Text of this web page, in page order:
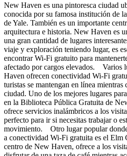
New Haven es una pintoresca ciudad
conocida por su famosa institución de
de Yale. También es un importante
arquitectura e historia. New Haven es
una gran cantidad de lugares
viaje y exploración teniendo lugar, es
encontrar Wi-Fi gratuito para
afectado por cargos elevados. Varios
Haven ofrecen conectividad Wi-Fi
turistas se mantengan en línea
ciudad. Uno de los mejores lugares
en la Biblioteca Pública Gratuita de
ofrece servicios inalámbricos a los
perfecto para ir si necesitas trabajar o
movimiento. Otro lugar popular donde
a conectividad Wi-Fi gratuita es el Elm
centro de New Haven, ofrece a los